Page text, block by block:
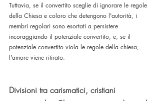
Tuttavia, se il convertito sceglie di ignorare le regole
della Chiesa e coloro che detengono l'autorità, i
membri regolari sono esortati a persistere
incoraggiando il potenziale convertito, e, se il
potenziale convertito viola le regole della chiesa,
l'amore viene ritirato.
Divisioni tra carismatici, cristiani